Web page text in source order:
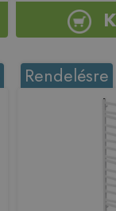
Rendelésre